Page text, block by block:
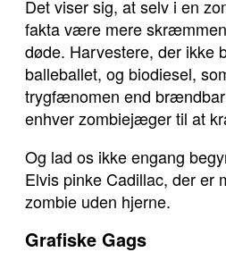
Det viser sig, at selv i en
fakta være mere
døde. Harvestere, der ikke
balleballet, og biodiesel,
trygfænomen end
enhver zombiejæger til at
Og lad os ikke engang
Elvis pinke Cadillac, der er
zombie uden hjerne.
Grafiske Gags